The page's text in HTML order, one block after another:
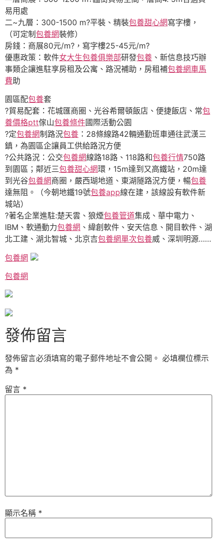
易用處
二~九層：300-1500 m?平裝、精裝包養甜心網寫字樓，
（可定制包養網裝修）
房錢：商展80元/m?，寫字樓25-45元/m?
優惠政策：軟件女大生包養俱樂部研發包養 、新信息技巧辦
事類企讓進駐享房租及公寓、路況補助，房租補包養網車馬
費助
園區配包養套
?貿易配套：花城匯商圈、光谷希爾頓飯店、便捷飯店、常包
養價格ptt傢山包養條件國際活動公園
?定包養網制路況包養 ：28條線路42輛通勤班車通往武漢三
鎮，為園區企讓員工供給路況方便
?公共路況：公交包養網線路18路、118路和包養行情750路
到園區；鄰近三包養甜心網環，15m達到又高鐵站，20m達
到光谷包養網商圈，嚴西瑚地道、東湖隧路況方便，暢包養
達無阻。（今朝地鐵19號包養app線在建，該線設有軟件新
城站）
?著名企業進駐:楚天雲、狼煙包養管道集成、華中電力、
IBM、軟通動力包養網 、緯創軟件、安天信息、開目軟件、湖
北工建、湖北智城、北京吉包養網單次包養威、深圳明源……
包養網
包養網
發佈留言
發佈留言必須填寫的電子郵件地址不會公開。 必填欄位標示
為 *
留言 *
顯示名稱 *